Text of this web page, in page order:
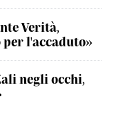
Verità,
l'accaduto»
negli occhi,